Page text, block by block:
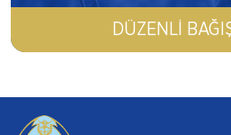
DÜZENLI